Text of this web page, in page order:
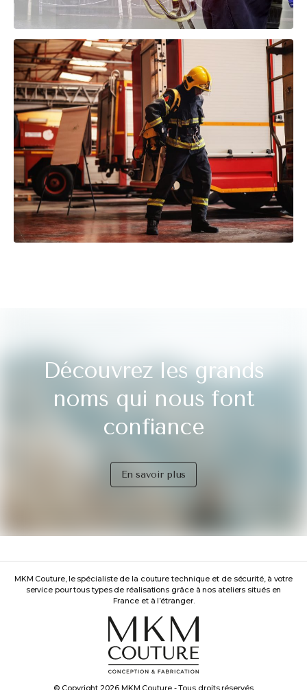
Découvrez les grands
noms qui nous font
confiance
En savoir plus
MKM Couture, le spécialiste de la couture technique et de sécurité, à votre
service pour tous types de réalisations grâce à nos ateliers situés en
France et à l’étranger.